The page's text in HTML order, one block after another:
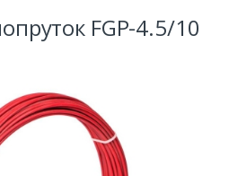
FGP-4.5/10